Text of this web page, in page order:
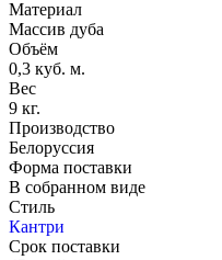
Материал
Массив дуба
Объём
0,3 куб. м.
Вес
9 кг.
Производство
Белоруссия
Форма поставки
В собранном виде
Стиль
Кантри
Срок поставки